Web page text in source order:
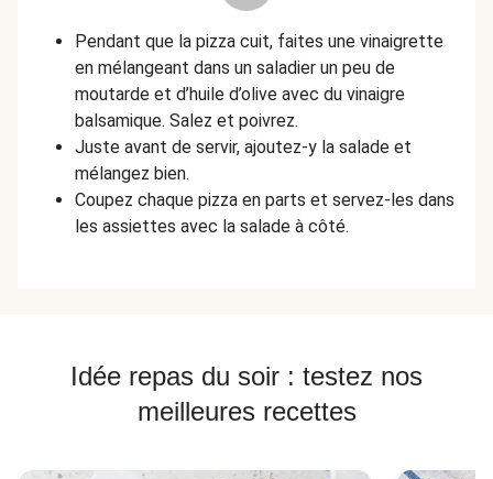
Pendant que la pizza cuit, faites une vinaigrette
en mélangeant dans un saladier un peu de
moutarde et d’huile d’olive avec du vinaigre
balsamique. Salez et poivrez.
Juste avant de servir, ajoutez-y la salade et
mélangez bien.
Coupez chaque pizza en parts et servez-les dans
les assiettes avec la salade à côté.
Idée repas du soir : testez nos
meilleures recettes